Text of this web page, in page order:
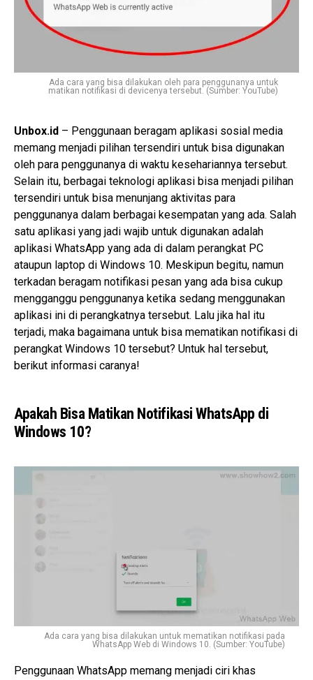
Ada cara yang bisa dilakukan oleh para penggunanya untuk
matikan notifikasi di devicenya tersebut. (Sumber: YouTube)
Unbox.id – Penggunaan beragam aplikasi sosial media
memang menjadi pilihan tersendiri untuk bisa digunakan
oleh para penggunanya di waktu kesehariannya tersebut.
Selain itu, berbagai teknologi aplikasi bisa menjadi pilihan
tersendiri untuk bisa menunjang aktivitas para
penggunanya dalam berbagai kesempatan yang ada. Salah
satu aplikasi yang jadi wajib untuk digunakan adalah
aplikasi WhatsApp yang ada di dalam perangkat PC
ataupun laptop di Windows 10. Meskipun begitu, namun
terkadan beragam notifikasi pesan yang ada bisa cukup
mengganggu penggunanya ketika sedang menggunakan
aplikasi ini di perangkatnya tersebut. Lalu jika hal itu
terjadi, maka bagaimana untuk bisa mematikan notifikasi di
perangkat Windows 10 tersebut? Untuk hal tersebut,
berikut informasi caranya!
Apakah Bisa Matikan Notifikasi WhatsApp di
Windows 10?
Ada cara yang bisa dilakukan untuk mematikan notifikasi pada
WhatsApp Web di Windows 10. (Sumber: YouTube)
Penggunaan WhatsApp memang menjadi ciri khas